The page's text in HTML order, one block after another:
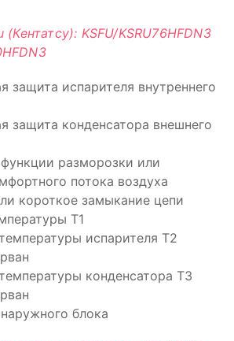
KSFU/KSRU76HFDN3
защита испарителя внутреннего
защита конденсатора внешнего
разморозки или
потока воздуха
короткое замыкание цепи
Т1
испарителя Т2
конденсатора Т3
блока